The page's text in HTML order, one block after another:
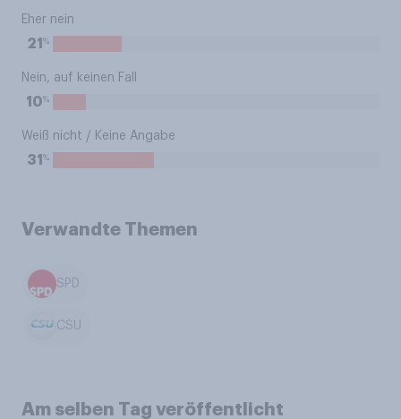
Eher nein
21 %
Nein, auf keinen Fall
10%
Weiß nicht / Keine Angabe
31 %
Verwandte Themen
SPD
CSU
Am selben Tag veröffentlicht